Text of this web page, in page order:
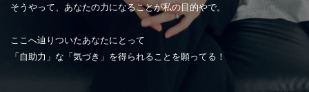
そうやって、あなたの力になることが私の目的やで。
ここへ辿りついたあなたにとって
「自助力」な「気づき」を得られることを願ってる！